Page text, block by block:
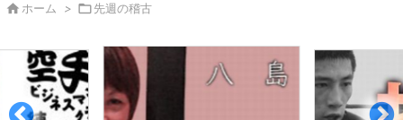
 ホーム > 先週の稽古